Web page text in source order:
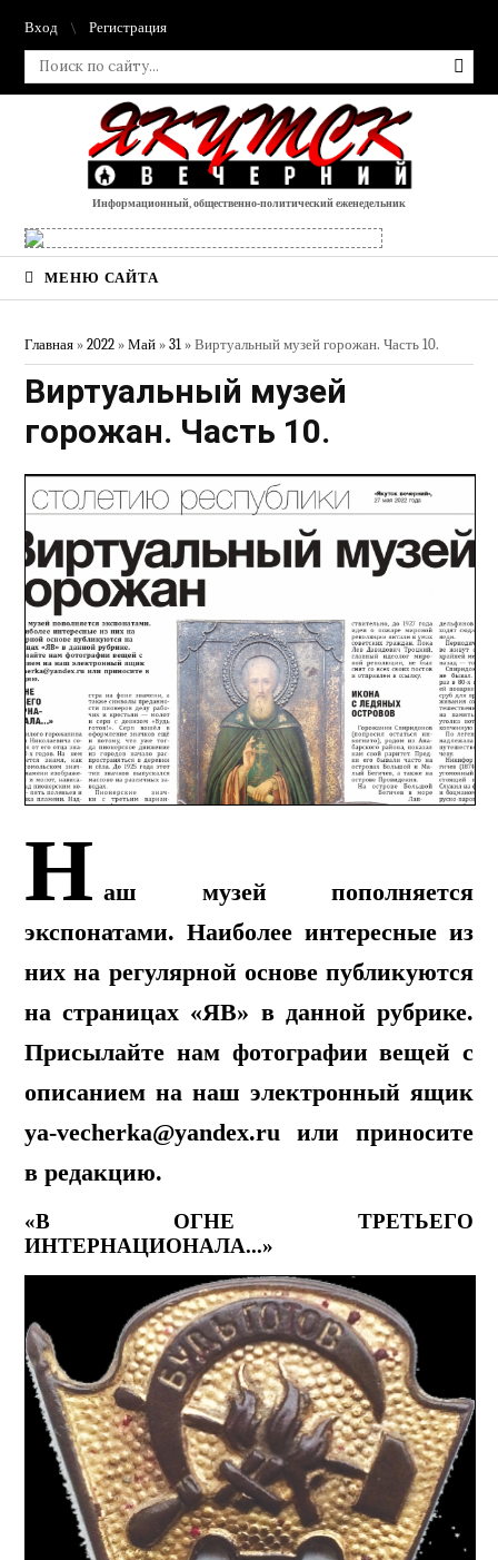
Вход Регистрация
Информационный, общественно-политический еженедельник
МЕНЮ САЙТА
Главная »2022 » Май » 31 » Виртуальный музей горожан. Часть 10.
Виртуальный музей
горожан. Часть 10.
Н аш музей пополняется
экспонатами. Наиболее интересные из
них на регулярной основе публикуются
на страницах «ЯВ» в данной рубрике.
Присылайте нам фотографии вещей с
описанием на наш электронный ящик
ya-vecherka@yandex.ru или приносите
в редакцию.
«В ОГНЕ ТРЕТЬЕГО
ИНТЕРНАЦИОНАЛА...»